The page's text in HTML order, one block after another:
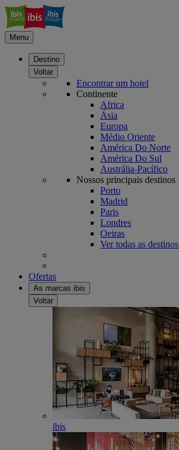
Menu
Destino
Voltar
Encontrar um hotel
Continente
Africa
Ásia
Europa
Médio Oriente
América Do Norte
América Do Sul
Austrália-Pacífico
Nossos principais destinos
Porto
Madrid
Paris
Londres
Oeiras
Ver todas as destinos
Ofertas
As marcas ibis
Voltar
ibis